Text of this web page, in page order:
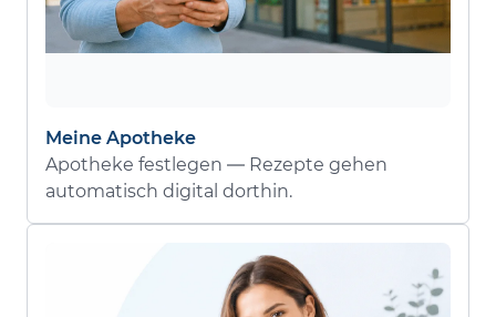
Meine Apotheke
Apotheke festlegen — Rezepte gehen
automatisch digital dorthin.